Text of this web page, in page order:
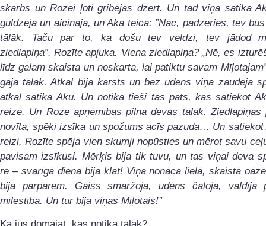
skarbs un Rozei ļoti gribējās dzert. Un tad viņa satika
guldzēja un aicināja, un Aka teica: ”Nāc, padzeries, tev
tālāk. Taču par to, ka došu tev veldzi, tev jādod
ziedlapiņa”. Rozīte apjuka. Viena ziedlapiņa? „Nē, es
līdz galam skaista un neskarta, lai patiktu savam
gāja tālāk. Atkal bija karsts un bez ūdens viņa zaudēja
atkal satika Aku. Un notika tieši tas pats, kas satiekot
reizē. Un Roze apņēmības pilna devās tālāk. Ziedlapiņas
novīta, spēki izsīka un spožums acīs pazuda… Un satiekot
reizi, Rozīte spēja vien skumji nopūsties un mērot savu
pavisam izsīkusi. Mērķis bija tik tuvu, un tas viņai deva
re – svarīgā diena bija klāt! Viņa nonāca lielā, skaistā
bija pārpārēm. Gaiss smaržoja, ūdens čaloja, valdīja
mīlestība. Un tur bija viņas Mīļotais!”
Kā jūs domājat, kas notika tālāk?